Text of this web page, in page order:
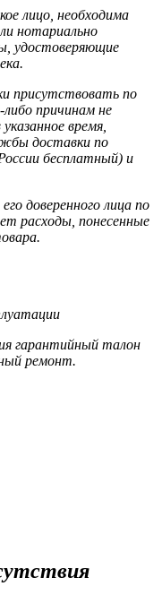
лицо, необходима
нотариально
удостоверяющие
присутствовать по
либо причинам не
время,
доставки по
бесплатный) и
доверенного лица по
расходы, понесенные
гарантийный талон
ремонт.